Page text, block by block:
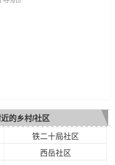
的乡村/社区
铁二十局社区
西岳社区